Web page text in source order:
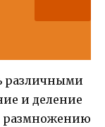
различными
и деление
размножению